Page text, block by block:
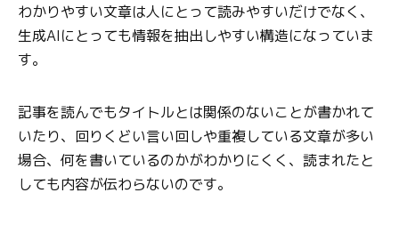
わかりやすい文章は人にとって読みやすいだけでなく、
生成AIにとっても情報を抽出しやすい構造になっていま
す。
記事を読んでもタイトルとは関係のないことが書かれて
いたり、回りくどい言い回しや重複している文章が多い
場合、何を書いているのかがわかりにくく、読まれたと
しても内容が伝わらないのです。